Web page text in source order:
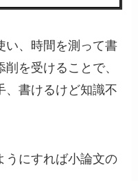
い、時間を測って書
を受けることで、
、書けるけど知識不
うにすれば小論文の